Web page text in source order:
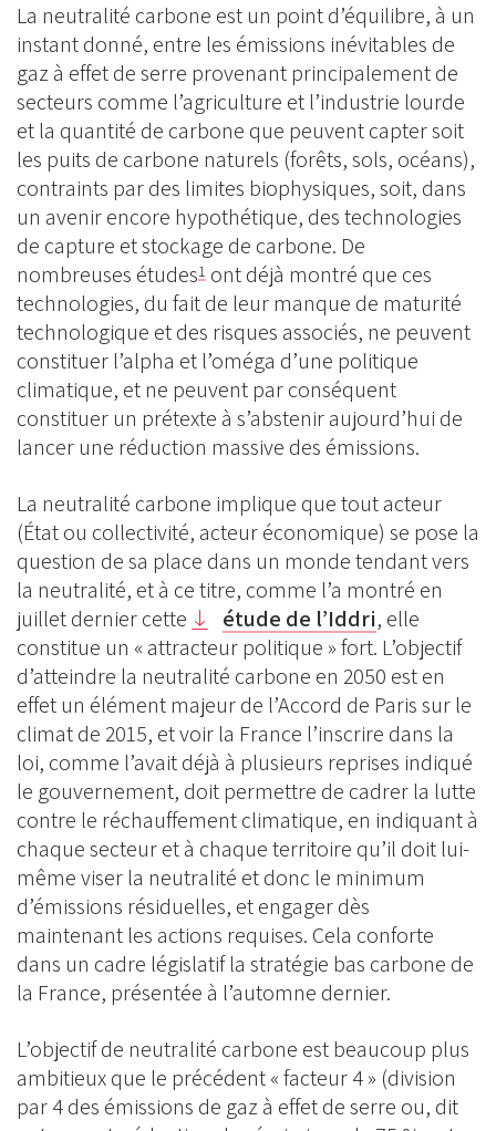
La neutralité carbone est un point d’équilibre, à un
instant donné, entre les émissions inévitables de
gaz à effet de serre provenant principalement de
secteurs comme l’agriculture et l’industrie lourde
et la quantité de carbone que peuvent capter soit
les puits de carbone naturels (forêts, sols, océans),
contraints par des limites biophysiques, soit, dans
un avenir encore hypothétique, des technologies
de capture et stockage de carbone. De
nombreuses études1 ont déjà montré que ces
technologies, du fait de leur manque de maturité
technologique et des risques associés, ne peuvent
constituer l’alpha et l’oméga d’une politique
climatique, et ne peuvent par conséquent
constituer un prétexte à s’abstenir aujourd’hui de
lancer une réduction massive des émissions.
La neutralité carbone implique que tout acteur
(État ou collectivité, acteur économique) se pose la
question de sa place dans un monde tendant vers
la neutralité, et à ce titre, comme l’a montré en
juillet dernier cette
étude de l’Iddri, elle
constitue un « attracteur politique » fort. L’objectif
d’atteindre la neutralité carbone en 2050 est en
effet un élément majeur de l’Accord de Paris sur le
climat de 2015, et voir la France l’inscrire dans la
loi, comme l’avait déjà à plusieurs reprises indiqué
le gouvernement, doit permettre de cadrer la lutte
contre le réchauffement climatique, en indiquant à
chaque secteur et à chaque territoire qu’il doit lui-
même viser la neutralité et donc le minimum
d’émissions résiduelles, et engager dès
maintenant les actions requises. Cela conforte
dans un cadre législatif la stratégie bas carbone de
la France, présentée à l’automne dernier.
L’objectif de neutralité carbone est beaucoup plus
ambitieux que le précédent « facteur 4 » (division
par 4 des émissions de gaz à effet de serre ou, dit